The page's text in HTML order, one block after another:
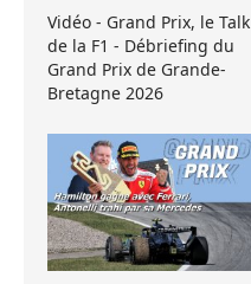
Vidéo - Grand Prix, le Talk
de la F1 - Débriefing du
Grand Prix de Grande-
Bretagne 2026